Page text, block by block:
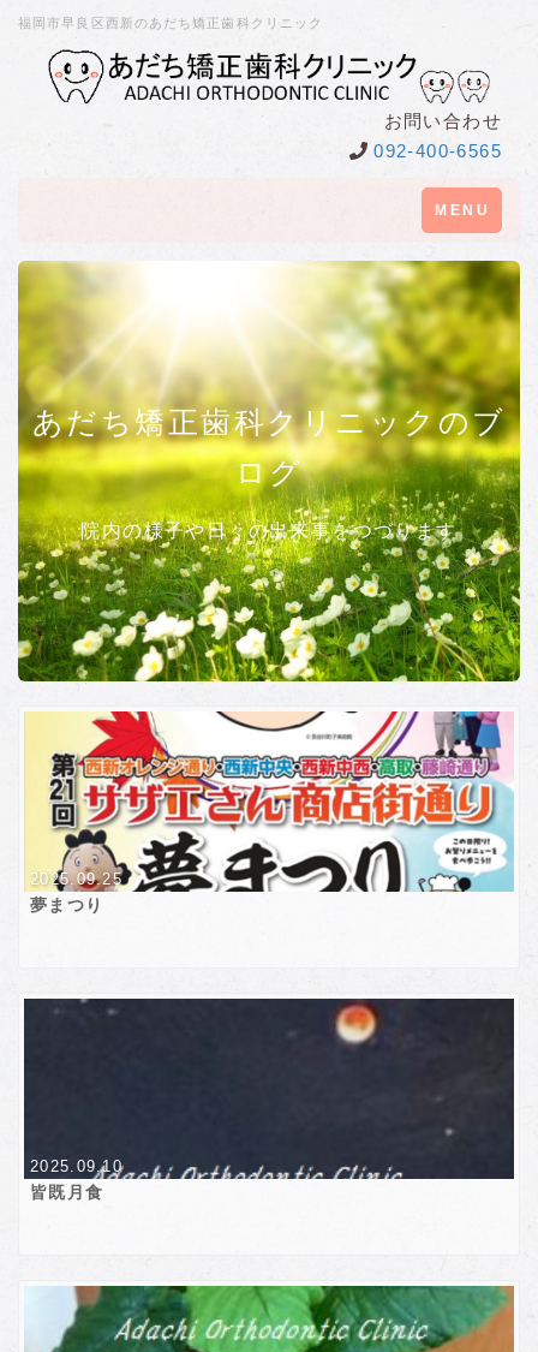
福岡市早良区西新のあだち矯正歯科クリニック
お問い合わせ
092-400-6565
Toggle
navigation
MENU
あだち矯正歯科クリニックのブ
ログ
院内の様子や日々の出来事をつづります
2025.09.25
夢まつり
2025.09.10
皆既月食